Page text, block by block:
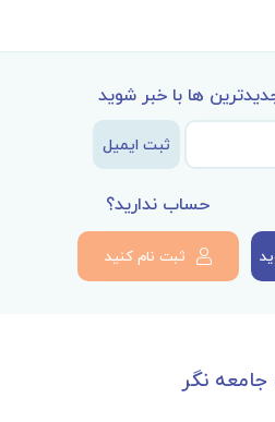
ها با خبر شوید
ثبت ایمیل
حساب ندارید؟
ثبت نام کنید
نگر